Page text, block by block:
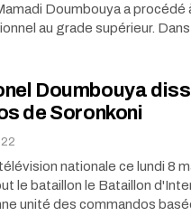
Doumbouya a procédé
au grade supérieur.
Doumbouya
de Soronkoni
nationale ce lundi 8
le bataillon le Bataillon
unité des commandos